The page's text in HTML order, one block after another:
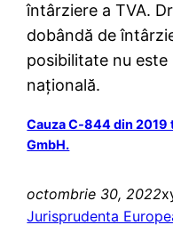
întârziere a TVA.
dobândă de
posibilitate nu
națională.
Cauza C‑844 din
GmbH.
octombrie 30, 2022
Jurisprudenta